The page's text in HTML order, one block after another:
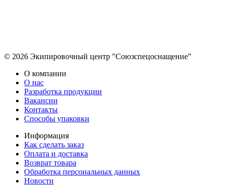
© 2026 Экипировочный центр "Союзспецоснащение"
О компании
О нас
Разработка продукции
Вакансии
Контакты
Способы упаковки
Информация
Как сделать заказ
Оплата и доставка
Возврат товара
Обработка персональных данных
Новости